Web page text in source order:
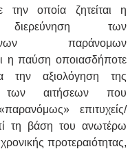
την οποία ζητείται η
διερεύνηση των
παράνομων
η παύση οποιασδήποτε
την αξιολόγηση της
των αιτήσεων που
επιτυχείς/
τη βάση του ανωτέρω
προτεραιότητας,